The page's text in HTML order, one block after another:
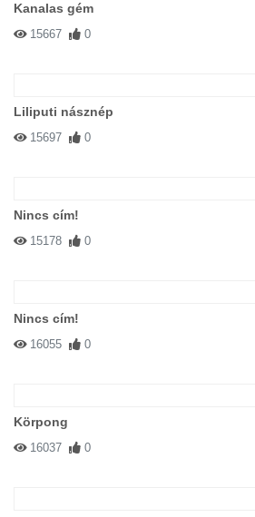
Kanalas gém
15667 0
Liliputi násznép
15697 0
Nincs cím!
15178 0
Nincs cím!
16055 0
Körpong
16037 0